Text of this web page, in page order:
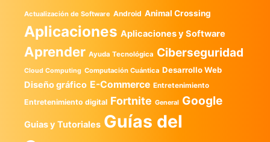
Actualización de Software Android Animal Crossing
Aplicaciones Aplicaciones y Software
Aprender Ayuda Tecnológica Ciberseguridad
Cloud Computing Computación Cuántica Desarrollo Web
Diseño gráfico E-Commerce Entretenimiento
Entretenimiento digital Fortnite General Google
Guias y Tutoriales Guías del